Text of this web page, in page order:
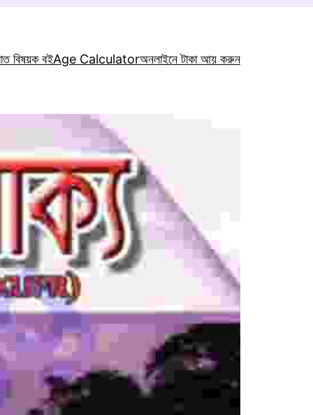
বিষয়ক বইAge Calculatorঅনলাইনে টাকা আয় করুন